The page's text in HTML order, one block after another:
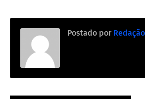
Postado por Redação